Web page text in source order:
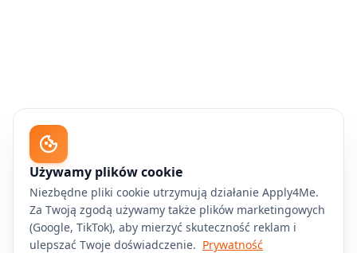
Używamy plików cookie
Niezbędne pliki cookie utrzymują działanie Apply4Me.
Za Twoją zgodą używamy także plików marketingowych
(Google, TikTok), aby mierzyć skuteczność reklam i
ulepszać Twoje doświadczenie. Prywatność